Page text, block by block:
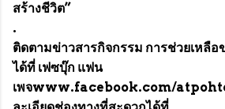
สร้างชีวิต”
.
ติดตามข่าวสารกิจกรรม การช่วยเหลือ
ได้ที่ เฟซบุ๊ก แฟน
เพจwww.facebook.com/